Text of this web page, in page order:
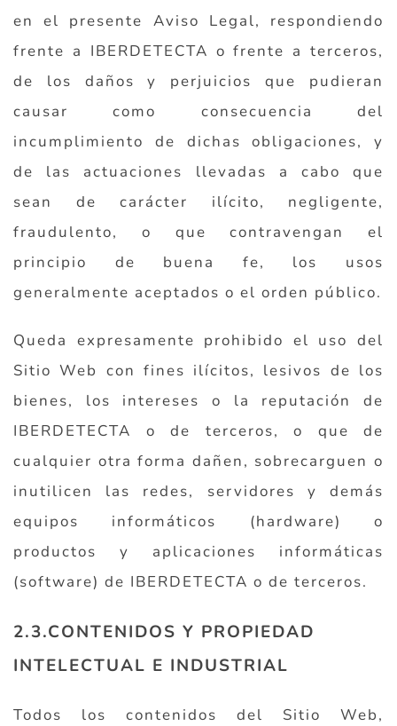
en el presente Aviso Legal, respondiendo
frente a IBERDETECTA o frente a terceros,
de los daños y perjuicios que pudieran
causar como consecuencia del
incumplimiento de dichas obligaciones, y
de las actuaciones llevadas a cabo que
sean de carácter ilícito, negligente,
fraudulento, o que contravengan el
principio de buena fe, los usos
generalmente aceptados o el orden público.
Queda expresamente prohibido el uso del
Sitio Web con fines ilícitos, lesivos de los
bienes, los intereses o la reputación de
IBERDETECTA o de terceros, o que de
cualquier otra forma dañen, sobrecarguen o
inutilicen las redes, servidores y demás
equipos informáticos (hardware) o
productos y aplicaciones informáticas
(software) de IBERDETECTA o de terceros.
2.3.CONTENIDOS Y PROPIEDAD
INTELECTUAL E INDUSTRIAL
Todos los contenidos del Sitio Web,